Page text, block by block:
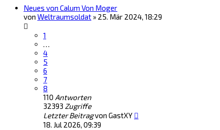
Neues von Calum Von Moger
von Weltraumsoldat » 25. Mär 2024, 18:29
1
…
4
5
6
7
8
110 Antworten
32393 Zugriffe
Letzter Beitragvon GastXY
18. Jul 2026, 09:39